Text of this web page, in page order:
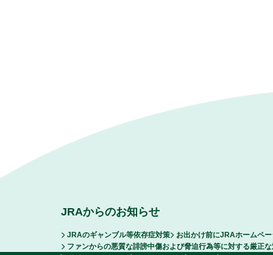
JRAからのお知らせ
JRAのギャンブル等依存症対策
お出かけ前にJRAホームペ
ファンからの悪質な誹謗中傷および脅迫行為等に対する厳正